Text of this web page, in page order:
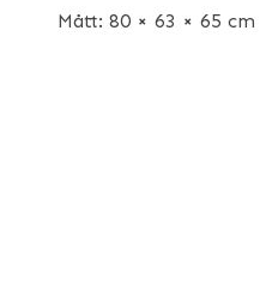
Mått: 80 × 63 × 65 cm